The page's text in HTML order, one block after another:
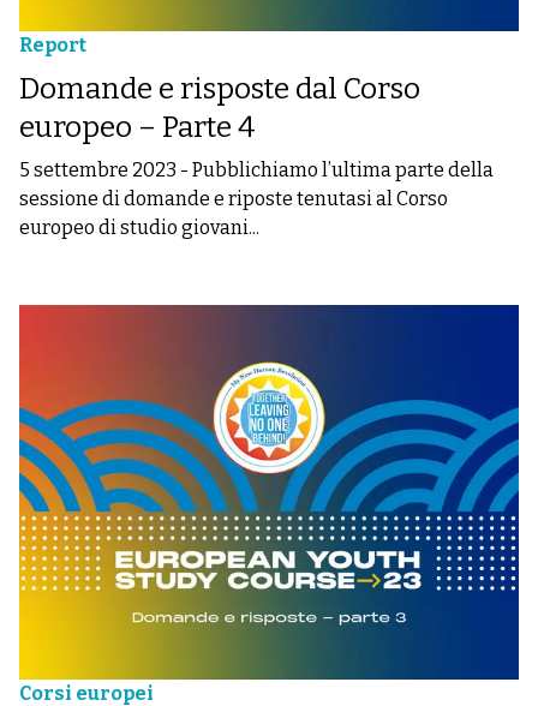
Report
Domande e risposte dal Corso
europeo – Parte 4
5 settembre 2023 - Pubblichiamo l’ultima parte della
sessione di domande e riposte tenutasi al Corso
europeo di studio giovani...
Corsi europei